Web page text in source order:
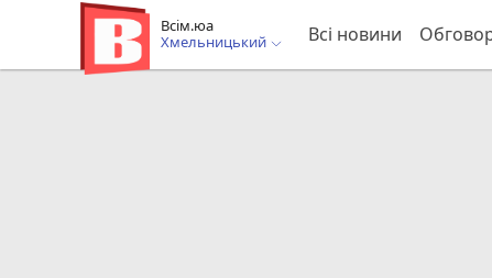
Всім.юа
Хмельницький
Всі новини